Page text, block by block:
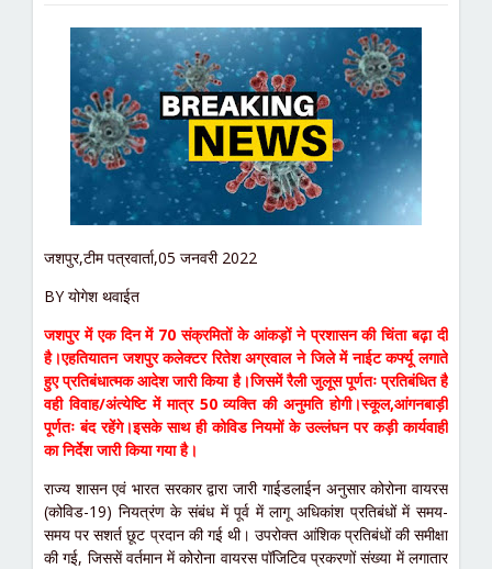
जशपुर,टीम पत्रवार्ता,05 जनवरी 2022
BY योगेश थवाईत
जशपुर में एक दिन में 70 संक्रमितों के आंकड़ों ने प्रशासन की चिंता बढ़ा दी
है।एहतियातन जशपुर कलेक्टर रितेश अग्रवाल ने जिले में नाईट कर्फ्यू लगाते
हुए प्रतिबंधात्मक आदेश जारी किया है।जिसमें रैली जुलूस पूर्णतः प्रतिबंधित है
वही विवाह/अंत्येष्टि में मात्र 50 व्यक्ति की अनुमति होगी।स्कूल,आंगनबाड़ी
पूर्णतः बंद रहेंगे।इसके साथ ही कोविड नियमों के उल्लंघन पर कड़ी कार्यवाही
का निर्देश जारी किया गया है।
राज्य शासन एवं भारत सरकार द्वारा जारी गाईडलाईन अनुसार कोरोना वायरस
(कोविड-19) नियत्रंण के संबंध में पूर्व में लागू अधिकांश प्रतिबंधों में समय-
समय पर सशर्त छूट प्रदान की गई थी। उपरोक्त आंशिक प्रतिबंधों की समीक्षा
की गई, जिससें वर्तमान में कोरोना वायरस पॉजिटिव प्रकरणों संख्या में लगातार